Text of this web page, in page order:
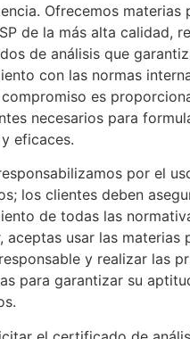
Ofrecemos materias
de la más alta calidad,
de análisis que
con las normas
es
necesarios para
eficaces.
por el
los clientes deben
de todas las
aceptas usar las materias
y realizar las
para garantizar su